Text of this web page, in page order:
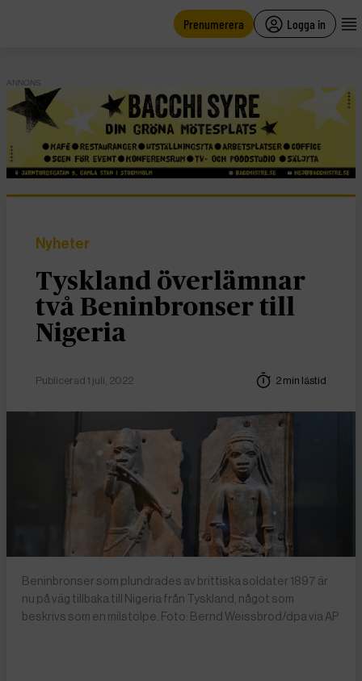
Prenumerera Logga in
ANNONS
Nyheter
Tyskland överlämnar
två Beninbronser till
Nigeria
Publicerad 1 juli, 2022 2 min lästid
Beninbronser som plundrades av brittiska soldater 1897 är
nu på väg tillbaka till Nigeria från Tyskland, något som
beskrivs som en milstolpe. Foto: Bernd Weissbrod/dpa via AP